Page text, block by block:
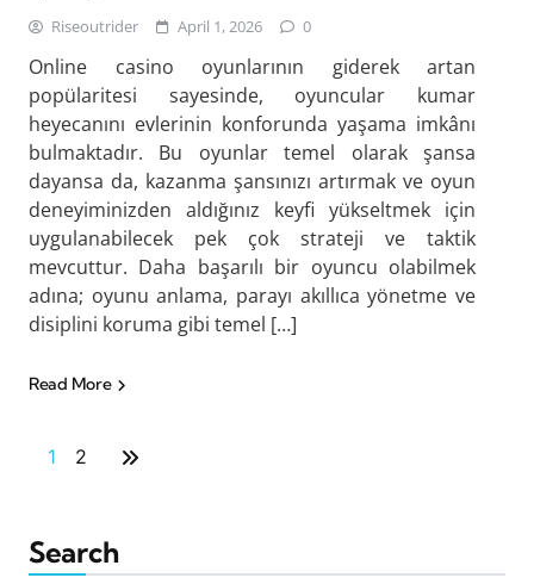
Riseoutrider April 1, 2026 0
Online casino oyunlarının giderek artan
popülaritesi sayesinde, oyuncular kumar
heyecanını evlerinin konforunda yaşama imkânı
bulmaktadır. Bu oyunlar temel olarak şansa
dayansa da, kazanma şansınızı artırmak ve oyun
deneyiminizden aldığınız keyfi yükseltmek için
uygulanabilecek pek çok strateji ve taktik
mevcuttur. Daha başarılı bir oyuncu olabilmek
adına; oyunu anlama, parayı akıllıca yönetme ve
disiplini koruma gibi temel […]
Read More
1 2
Search